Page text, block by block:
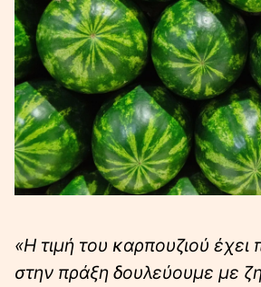
«Η τιμή του καρπουζιού έχει
στην πράξη δουλεύουμε με